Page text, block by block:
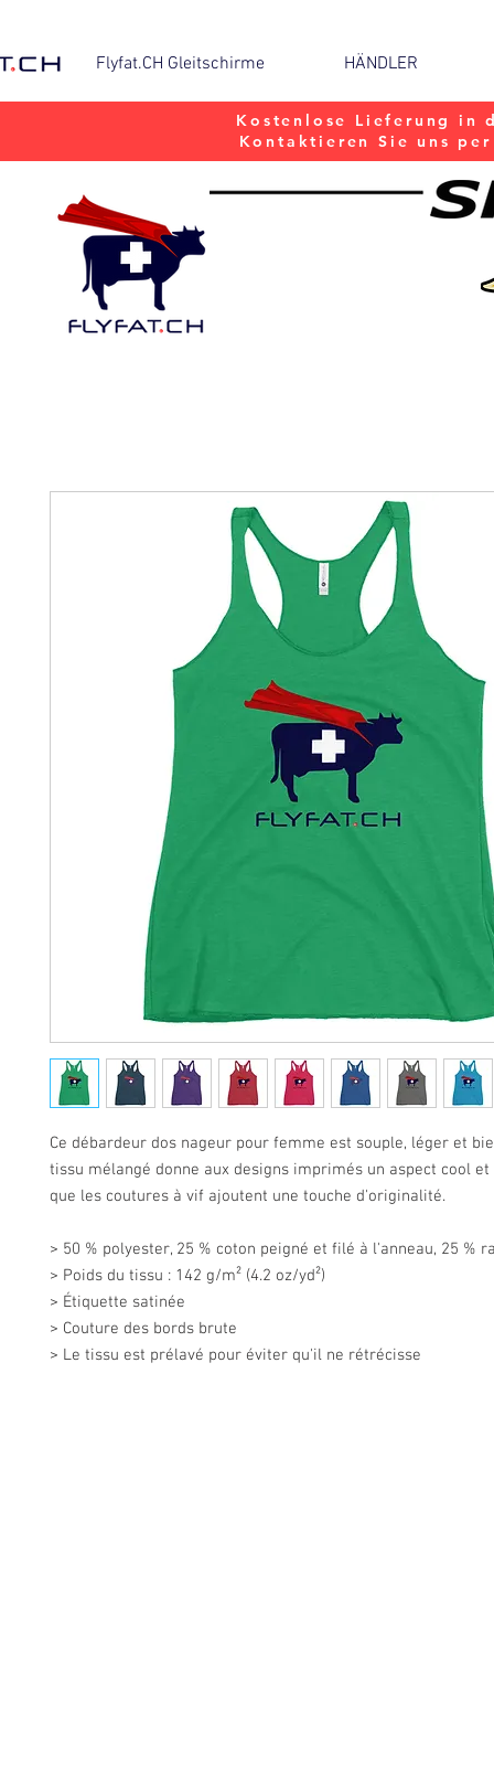
Flyfat.CH Gleitschirme HÄNDLER
Kostenlose Lieferung in
Kontaktieren Sie uns
Ce débardeur dos nageur pour femme est souple, léger et
tissu mélangé donne aux designs imprimés un aspect cool et
que les coutures à vif ajoutent une touche d'originalité.
> 50 % polyester, 25 % coton peigné et filé à l'anneau, 25 %
> Poids du tissu : 142 g/m² (4.2 oz/yd²)
> Étiquette satinée
> Couture des bords brute
> Le tissu est prélavé pour éviter qu'il ne rétrécisse